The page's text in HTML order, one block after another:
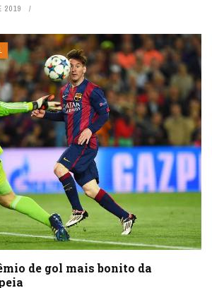
2019
de gol mais bonito da